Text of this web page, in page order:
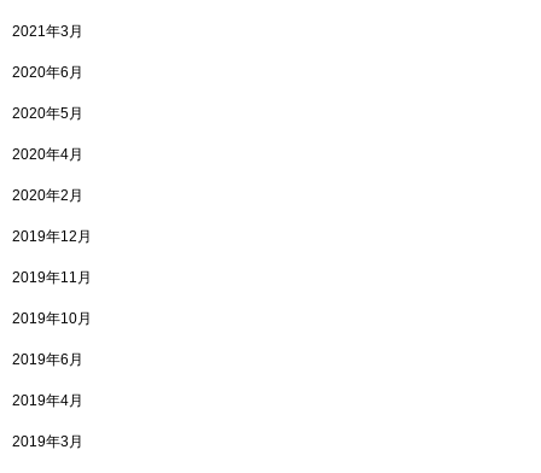
2021年3月
2020年6月
2020年5月
2020年4月
2020年2月
2019年12月
2019年11月
2019年10月
2019年6月
2019年4月
2019年3月